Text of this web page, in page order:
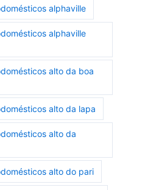
alphaville
alphaville
alto da boa
alto da lapa
alto da
alto do pari